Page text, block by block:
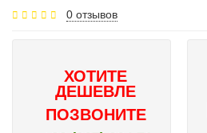
0 отзывов
ХОТИТЕ
ДЕШЕВЛЕ
ПОЗВОНИТЕ